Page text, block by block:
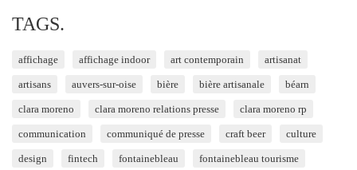
TAGS.
affichage affichage indoor art contemporain artisanat
artisans auvers-sur-oise bière bière artisanale béarn
clara moreno clara moreno relations presse clara moreno rp
communication communiqué de presse craft beer culture
design fintech fontainebleau fontainebleau tourisme